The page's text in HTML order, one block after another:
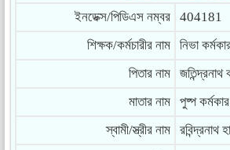
ইনডেক্স/পিডিএস নম্বর
404181
শিক্ষক/কর্মচারীর নাম
নিভা
পিতার নাম
জতিন্দ্রনাথ
মাতার নাম
পুষ্প কর্মকার
স্বামী/স্ত্রীর নাম
রবিন্দ্রনাথ